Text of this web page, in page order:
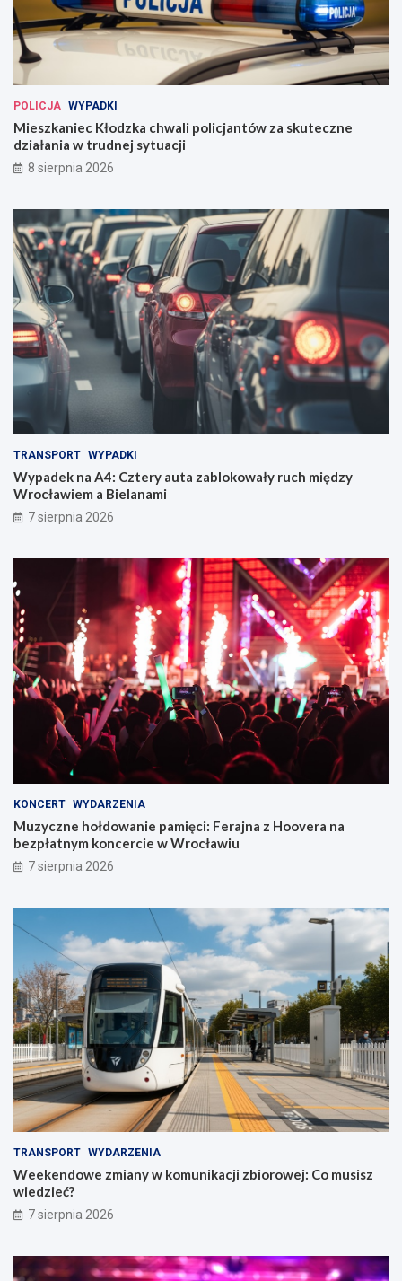
POLICJA WYPADKI
Mieszkaniec Kłodzka chwali policjantów za skuteczne
działania w trudnej sytuacji
8 sierpnia 2026
TRANSPORT WYPADKI
Wypadek na A4: Cztery auta zablokowały ruch między
Wrocławiem a Bielanami
7 sierpnia 2026
KONCERT WYDARZENIA
Muzyczne hołdowanie pamięci: Ferajna z Hoovera na
bezpłatnym koncercie w Wrocławiu
7 sierpnia 2026
TRANSPORT WYDARZENIA
Weekendowe zmiany w komunikacji zbiorowej: Co musisz
wiedzieć?
7 sierpnia 2026